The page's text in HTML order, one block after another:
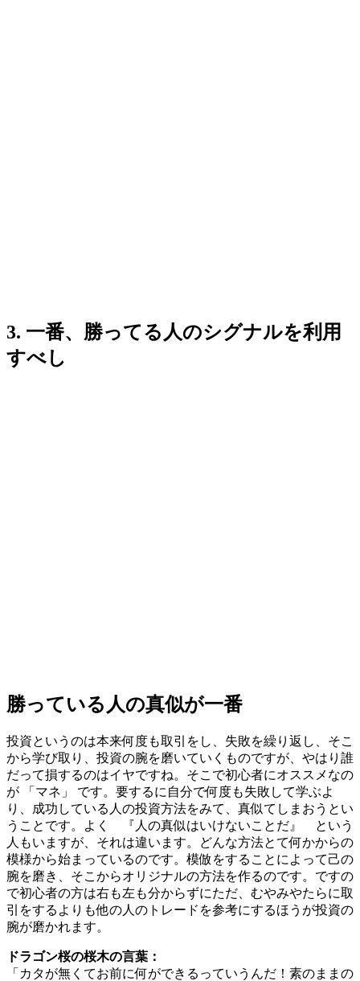
3. 一番、勝ってる人のシグナルを利用
すべし
勝っている人の真似が一番
投資というのは本来何度も取引をし、失敗を繰り返し、そこ
から学び取り、投資の腕を磨いていくものですが、やはり誰
だって損するのはイヤですね。 そこで初心者にオススメなの
が 「マネ」 です。要するに自分で何度も失敗して学ぶよ
り、成功している人の投資方法をみて、真似てしまおうとい
うことです。よく 『人の真似はいけないことだ』 という
人もいますが、それは違います。どんな方法とて何かからの
模様から始まっているのです。模倣をすることによって己の
腕を磨き、そこからオリジナルの方法を作るのです。ですの
で初心者の方は右も左も分からずにただ、むやみやたらに取
引をするよりも他の人のトレードを参考にするほうが投資の
腕が磨かれます。
ドラゴン桜の桜木の言葉：
「カタが無くてお前に何ができるっていうんだ！素のままの